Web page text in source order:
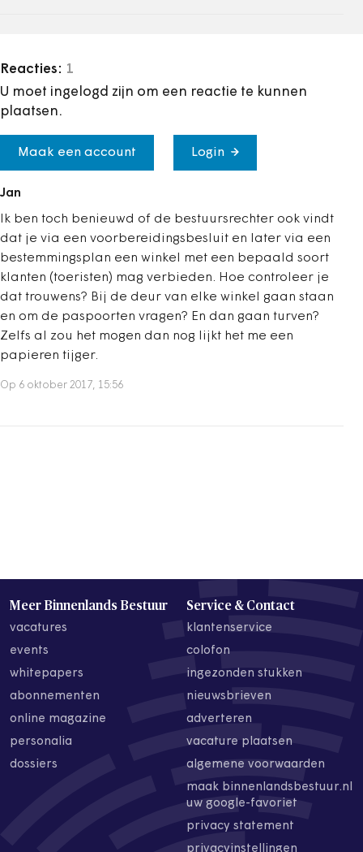
Reacties: 1
U moet ingelogd zijn om een reactie te kunnen
plaatsen.
Maak een account Login
Jan
Ik ben toch benieuwd of de bestuursrechter ook vindt
dat je via een voorbereidingsbesluit en later via een
bestemmingsplan een winkel met een bepaald soort
klanten (toeristen) mag verbieden. Hoe controleer je
dat trouwens? Bij de deur van elke winkel gaan staan
en om de paspoorten vragen? En dan gaan turven?
Zelfs al zou het mogen dan nog lijkt het me een
papieren tijger.
Op 6 oktober 2017, 15:56
Meer Binnenlands Bestuur
vacatures
events
whitepapers
abonnementen
online magazine
personalia
dossiers
Service & Contact
klantenservice
colofon
ingezonden stukken
nieuwsbrieven
adverteren
vacature plaatsen
algemene voorwaarden
maak binnenlandsbestuur.nl
uw google-favoriet
privacy statement
privacyinstellingen